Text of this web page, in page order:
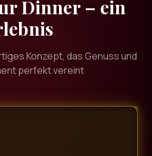
Dinner – ein
Konzept, das Genuss und
perfekt vereint